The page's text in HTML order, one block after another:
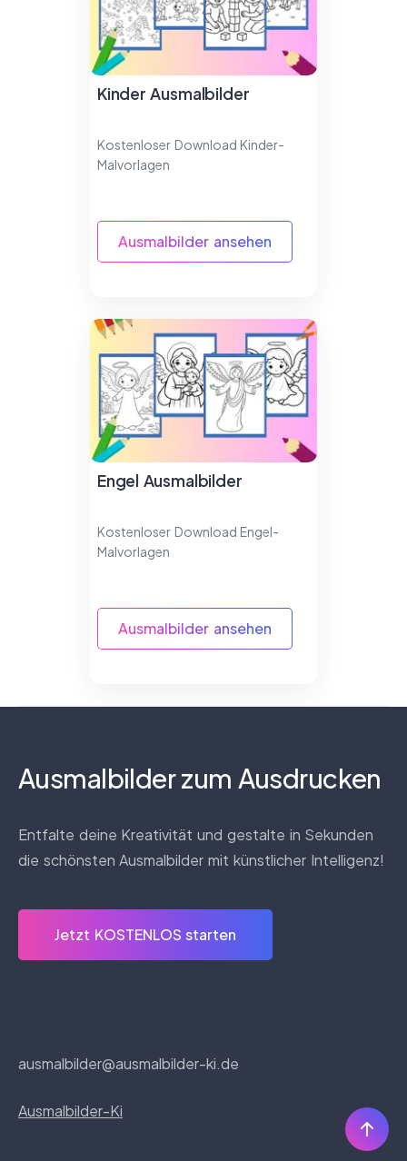
Kinder Ausmalbilder
Kostenloser Download Kinder-
Malvorlagen
Ausmalbilder ansehen
Engel Ausmalbilder
Kostenloser Download Engel-
Malvorlagen
Ausmalbilder ansehen
Ausmalbilder zum Ausdrucken
Entfalte deine Kreativität und gestalte in Sekunden
die schönsten Ausmalbilder mit künstlicher Intelligenz!
Jetzt KOSTENLOS starten
ausmalbilder@ausmalbilder-ki.de
Ausmalbilder-Ki